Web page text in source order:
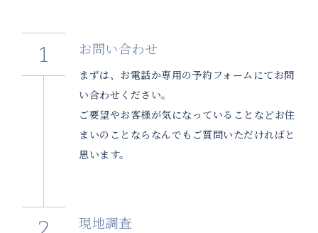
お問い合わせ
まずは、お電話か専用の予約フォームにてお問
い合わせください。
ご要望やお客様が気になっていることなどお住
まいのことならなんでもご質問いただければと
思います。
現地調査